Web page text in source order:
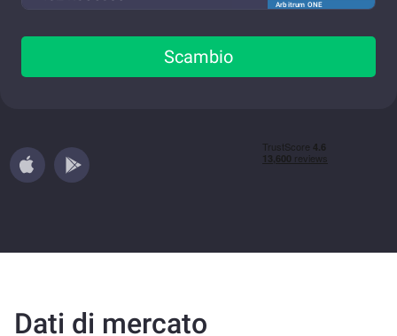
Arbitrum ONE
Scambio
Dati di mercato